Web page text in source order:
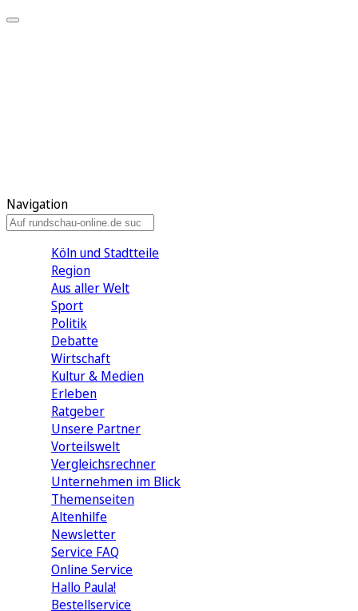
Navigation
Köln und Stadtteile
Region
Aus aller Welt
Sport
Politik
Debatte
Wirtschaft
Kultur & Medien
Erleben
Ratgeber
Unsere Partner
Vorteilswelt
Vergleichsrechner
Unternehmen im Blick
Themenseiten
Altenhilfe
Newsletter
Service FAQ
Online Service
Hallo Paula!
Bestellservice